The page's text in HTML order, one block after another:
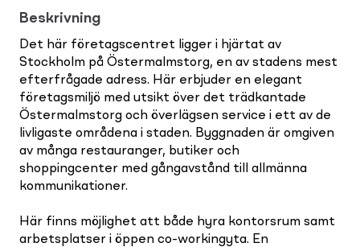
Beskrivning
Det här företagscentret ligger i hjärtat av
Stockholm på Östermalmstorg, en av stadens mest
efterfrågade adress. Här erbjuder en elegant
företagsmiljö med utsikt över det trädkantade
Östermalmstorg och överlägsen service i ett av de
livligaste områdena i staden. Byggnaden är omgiven
av många restauranger, butiker och
shoppingcenter med gångavstånd till allmänna
kommunikationer.
Här finns möjlighet att både hyra kontorsrum samt
arbetsplatser i öppen co-workingyta. En